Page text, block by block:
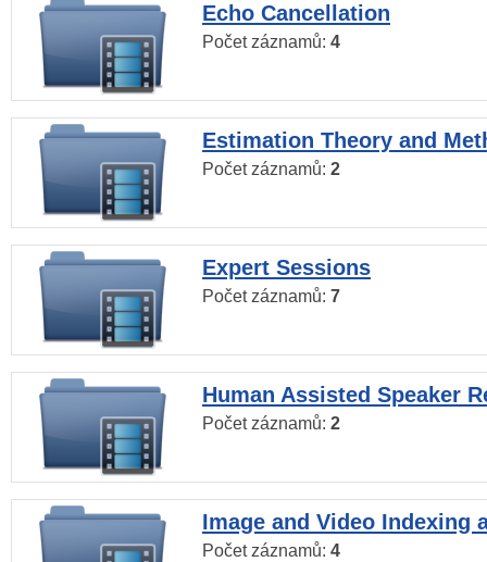
Echo Cancellation
Počet záznamů: 4
Estimation Theory and
Počet záznamů: 2
Expert Sessions
Počet záznamů: 7
Human Assisted Speaker
Počet záznamů: 2
Image and Video Indexing
Počet záznamů: 4